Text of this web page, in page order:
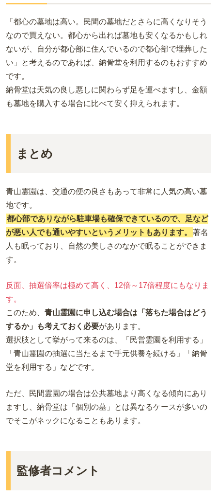
「都心の墓地は高い。民間の墓地だとさらに高くなりそう
なので買えない。都心から出れば墓地も安くなるかもしれ
ないが、自分が都心部に住んでいるので都心部で埋葬した
い」と考えるのであれば、納骨堂を利用するのもおすすめ
です。
納骨堂は天気の良し悪しに関わらず足を運べますし、金額
も墓地を購入する場合に比べて安く抑えられます。
まとめ
青山霊園は、交通の便の良さもあって非常に人気の高い墓
地です。
都心部でありながら駐車場も確保できているので、足など
が悪い人でも通いやすいというメリットもあります。
著名
人も眠っており、自然の美しさのなかで眠ることができま
す。
反面、抽選倍率は極めて高く、12倍～17倍程度にもなりま
す。
このため、 青山霊園に申し込む場合は「落ちた場合はどう
するか」も考えておく必要があります。
選択肢として挙がって来るのは、「民営霊園を利用する」
「青山霊園の抽選に当たるまで手元供養を続ける」「納骨
堂を利用する」などです。
ただ、民間霊園の場合は公共墓地より高くなる傾向にあり
ますし、納骨堂は「個別の墓」とは異なるケースが多いの
でそこがネックになることもあります。
監修者コメント